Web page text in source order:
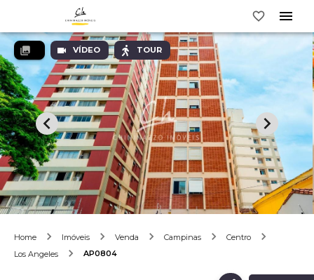
VÍDEO TOUR
Home Imóveis Venda Campinas
Centro
Los Angeles
AP0804